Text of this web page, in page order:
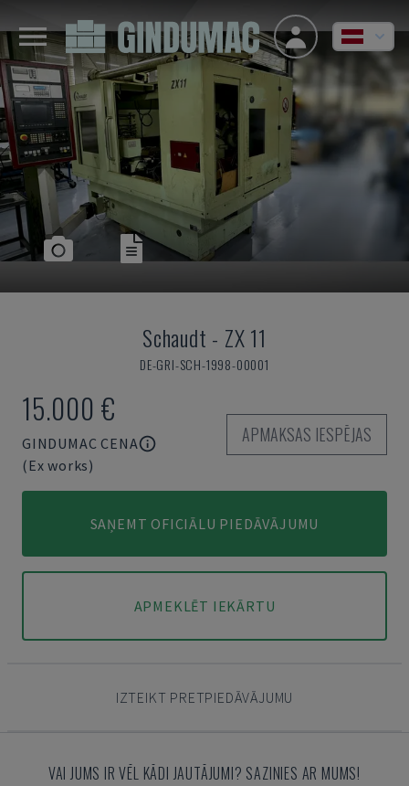
Schaudt - ZX 11
DE-GRI-SCH-1998-00001
15.000 €
GINDUMAC CENA
(Ex works)
APMAKSAS IESPĒJAS
SAŅEMT OFICIĀLU PIEDĀVĀJUMU
APMEKLĒT IEKĀRTU
IZTEIKT PRETPIEDĀVĀJUMU
VAI JUMS IR VĒL KĀDI JAUTĀJUMI? SAZINIES AR MUMS!